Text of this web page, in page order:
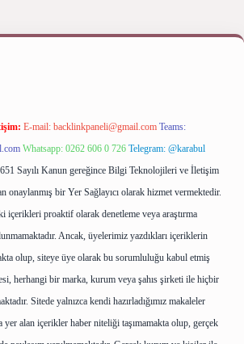
E-mail: backlinkpaneli@gmail.com Teams:
Whatsapp: 0262 606 0 726 Telegram: @karabul
Sayılı Kanun gereğince Bilgi Teknolojileri ve İletişim
onaylanmış bir Yer Sağlayıcı olarak hizmet vermektedir.
içerikleri proaktif olarak denetleme veya araştırma
Ancak, üyelerimiz yazdıkları içeriklerin
olup, siteye üye olarak bu sorumluluğu kabul etmiş
herhangi bir marka, kurum veya şahıs şirketi ile hiçbir
Sitede yalnızca kendi hazırladığımız makaleler
yer alan içerikler haber niteliği taşımamakta olup, gerçek